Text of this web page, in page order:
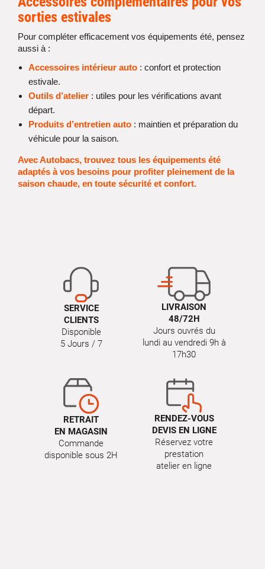
sorties estivales
Pour compléter efficacement vos équipements été, pensez
aussi à :
Accessoires intérieur auto : confort et protection
estivale.
Outils d’atelier : utiles pour les vérifications avant
départ.
Produits d’entretien auto : maintien et préparation du
véhicule pour la saison.
Avec Autobacs, trouvez tous les équipements été
adaptés à vos besoins pour profiter pleinement de la
saison chaude, en toute sécurité et confort.
SERVICE
CLIENTS
Disponible
5 Jours / 7
LIVRAISON
48/72H
Jours ouvrés du
lundi au vendredi 9h à
17h30
RETRAIT
EN MAGASIN
Commande
disponible sous 2H
RENDEZ-VOUS
DEVIS EN LIGNE
Réservez votre
prestation
atelier en ligne